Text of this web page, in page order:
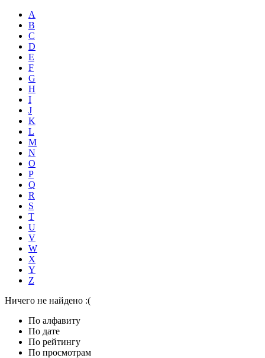
A
B
C
D
E
F
G
H
I
J
K
L
M
N
O
P
Q
R
S
T
U
V
W
X
Y
Z
Ничего не найдено :(
По алфавиту
По дате
По рейтингу
По просмотрам